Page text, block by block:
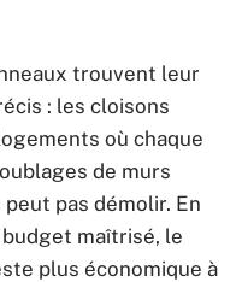
trouvent leur
: les cloisons
où chaque
de murs
pas démolir. En
maîtrisé, le
plus économique à